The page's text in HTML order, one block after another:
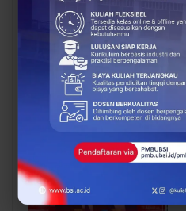
Siap Kuliah Berkualitas?
UBSI Cengkareng Gelar
Open Booth Spesial
dengan Beasiswa…